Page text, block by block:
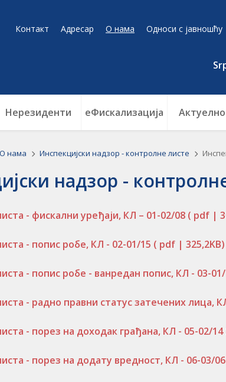
Контакт Адресар О нама Односи с јавношћу
Нерезиденти еФискализација
О нама Инспекцијски надзор - контролне листе
надзор -
- фискални уређаји, КЛ – 01-02/08 ( pdf |
- попис робе, КЛ - 02-01/15 ( pdf | 325,2KB)
- попис робе - ванредан попис, КЛ - 03-
- радно правни статус затечених лица,
- порез на доходак грађана, КЛ - 05-02/14
- порез на додату вредност, КЛ - 06-03/06